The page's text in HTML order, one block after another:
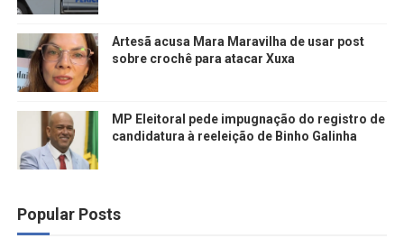
Artesã acusa Mara Maravilha de usar post
sobre crochê para atacar Xuxa
MP Eleitoral pede impugnação do registro de
candidatura à reeleição de Binho Galinha
Popular Posts